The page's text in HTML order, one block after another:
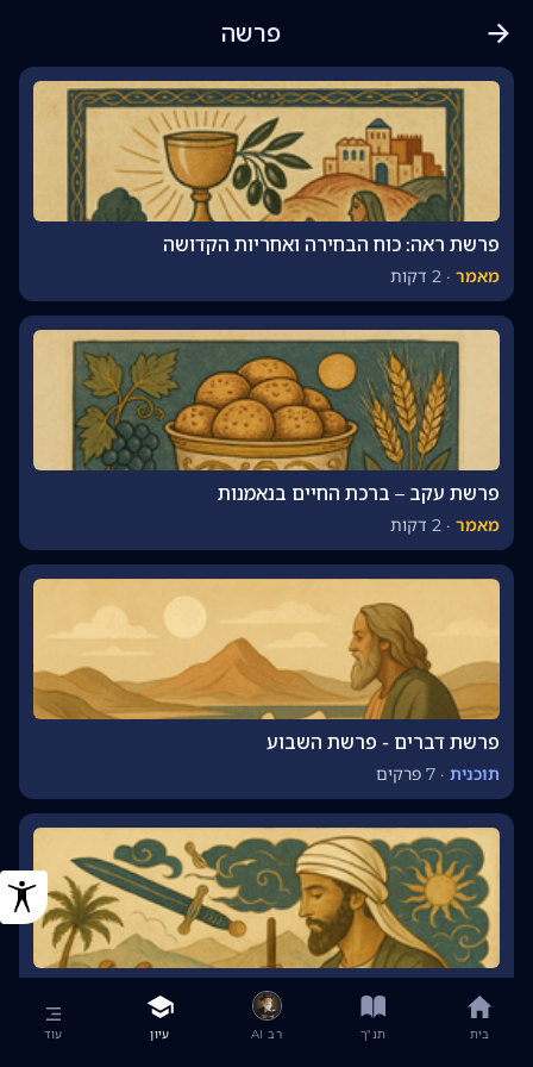
פרשה
פרשת ראה: כוח הבחירה ואחריות הקדושה
מאמר · 2 דקות
פרשת עקב – ברכת החיים בנאמנות
מאמר · 2 דקות
פרשת דברים - פרשת השבוע
תוכנית · 7 פרקים
פרשת מטות – כוחן של מילים ואחריות ההנהגה
מאמר
בית תנ"ך רב AI עיון עוד